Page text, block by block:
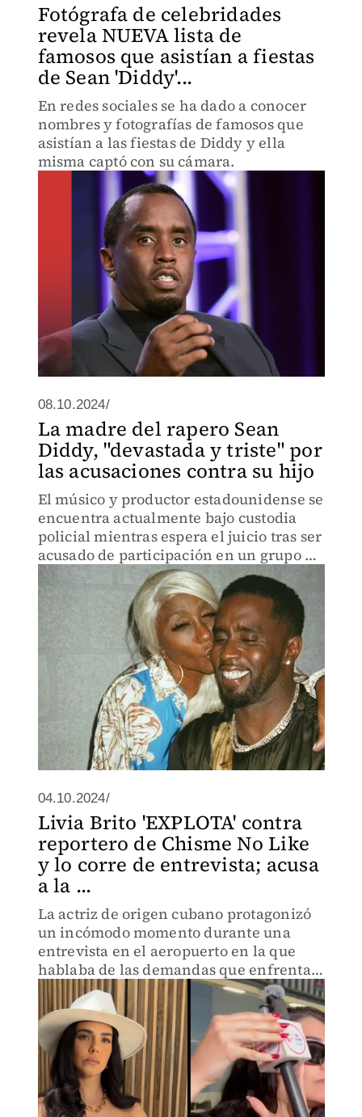
Fotógrafa de celebridades
revela NUEVA lista de
famosos que asistían a fiestas
de Sean 'Diddy'...
En redes sociales se ha dado a conocer
nombres y fotografías de famosos que
asistían a las fiestas de Diddy y ella
misma captó con su cámara.
08.10.2024/
La madre del rapero Sean
Diddy, "devastada y triste" por
las acusaciones contra su hijo
El músico y productor estadounidense se
encuentra actualmente bajo custodia
policial mientras espera el juicio tras ser
acusado de participación en un grupo de
crimen organizado, tráfico sexual y
promover la prostitución.
04.10.2024/
Livia Brito 'EXPLOTA' contra
reportero de Chisme No Like
y lo corre de entrevista; acusa
a la ...
La actriz de origen cubano protagonizó
un incómodo momento durante una
entrevista en el aeropuerto en la que
hablaba de las demandas que enfrenta
contra un paparazzi al que
supuestamente agredió en Cancún.